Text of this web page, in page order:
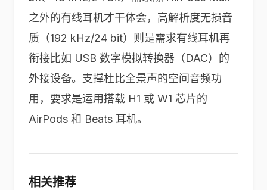
之外的有线耳机才干体会，高解析度无损音
质（192 kHz/24 bit）则是需求有线耳机再
衔接比如 USB 数字模拟转换器（DAC）的
外接设备。支撑杜比全景声的空间音频功
用，要求是运用搭载 H1 或 W1 芯片的
AirPods 和 Beats 耳机。
相关推荐